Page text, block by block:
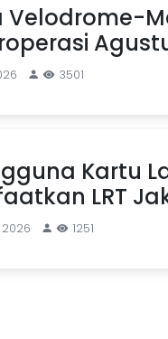
Velodrome-
3501
Kartu
LRT
1251